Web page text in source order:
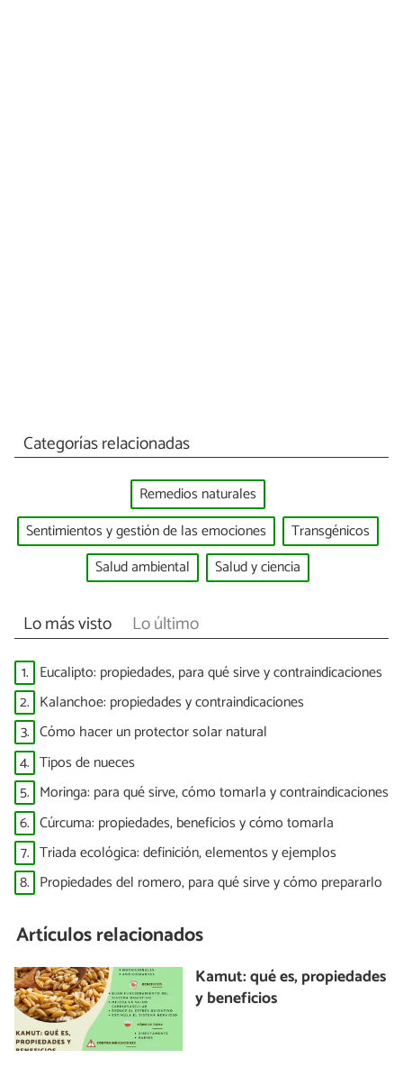
Categorías relacionadas
Remedios naturales
Sentimientos y gestión de las emociones
Transgénicos
Salud ambiental
Salud y ciencia
Lo más visto Lo último
1. Eucalipto: propiedades, para qué sirve y contraindicaciones
2. Kalanchoe: propiedades y contraindicaciones
3. Cómo hacer un protector solar natural
4. Tipos de nueces
5. Moringa: para qué sirve, cómo tomarla y contraindicaciones
6. Cúrcuma: propiedades, beneficios y cómo tomarla
7. Triada ecológica: definición, elementos y ejemplos
8. Propiedades del romero, para qué sirve y cómo prepararlo
Artículos relacionados
Kamut: qué es, propiedades
y beneficios